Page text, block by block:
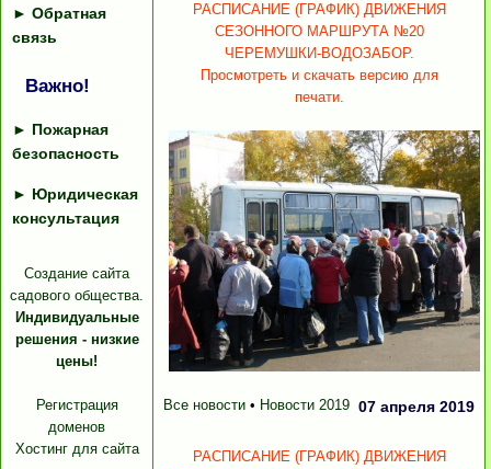
► Обратная
связь
Важно!
► Пожарная
безопасность
► Юридическая
консультация
Создание сайта
садового общества.
Индивидуальные
решения - низкие
цены!
Регистрация
доменов
Хостинг для сайта
РАСПИСАНИЕ (ГРАФИК) ДВИЖЕНИЯ
СЕЗОННОГО МАРШРУТА №20
ЧЕРЕМУШКИ-ВОДОЗАБОР.
Просмотреть и скачать версию для
печати.
Все новости • Новости 2019 07 апреля 2019
РАСПИСАНИЕ (ГРАФИК) ДВИЖЕНИЯ